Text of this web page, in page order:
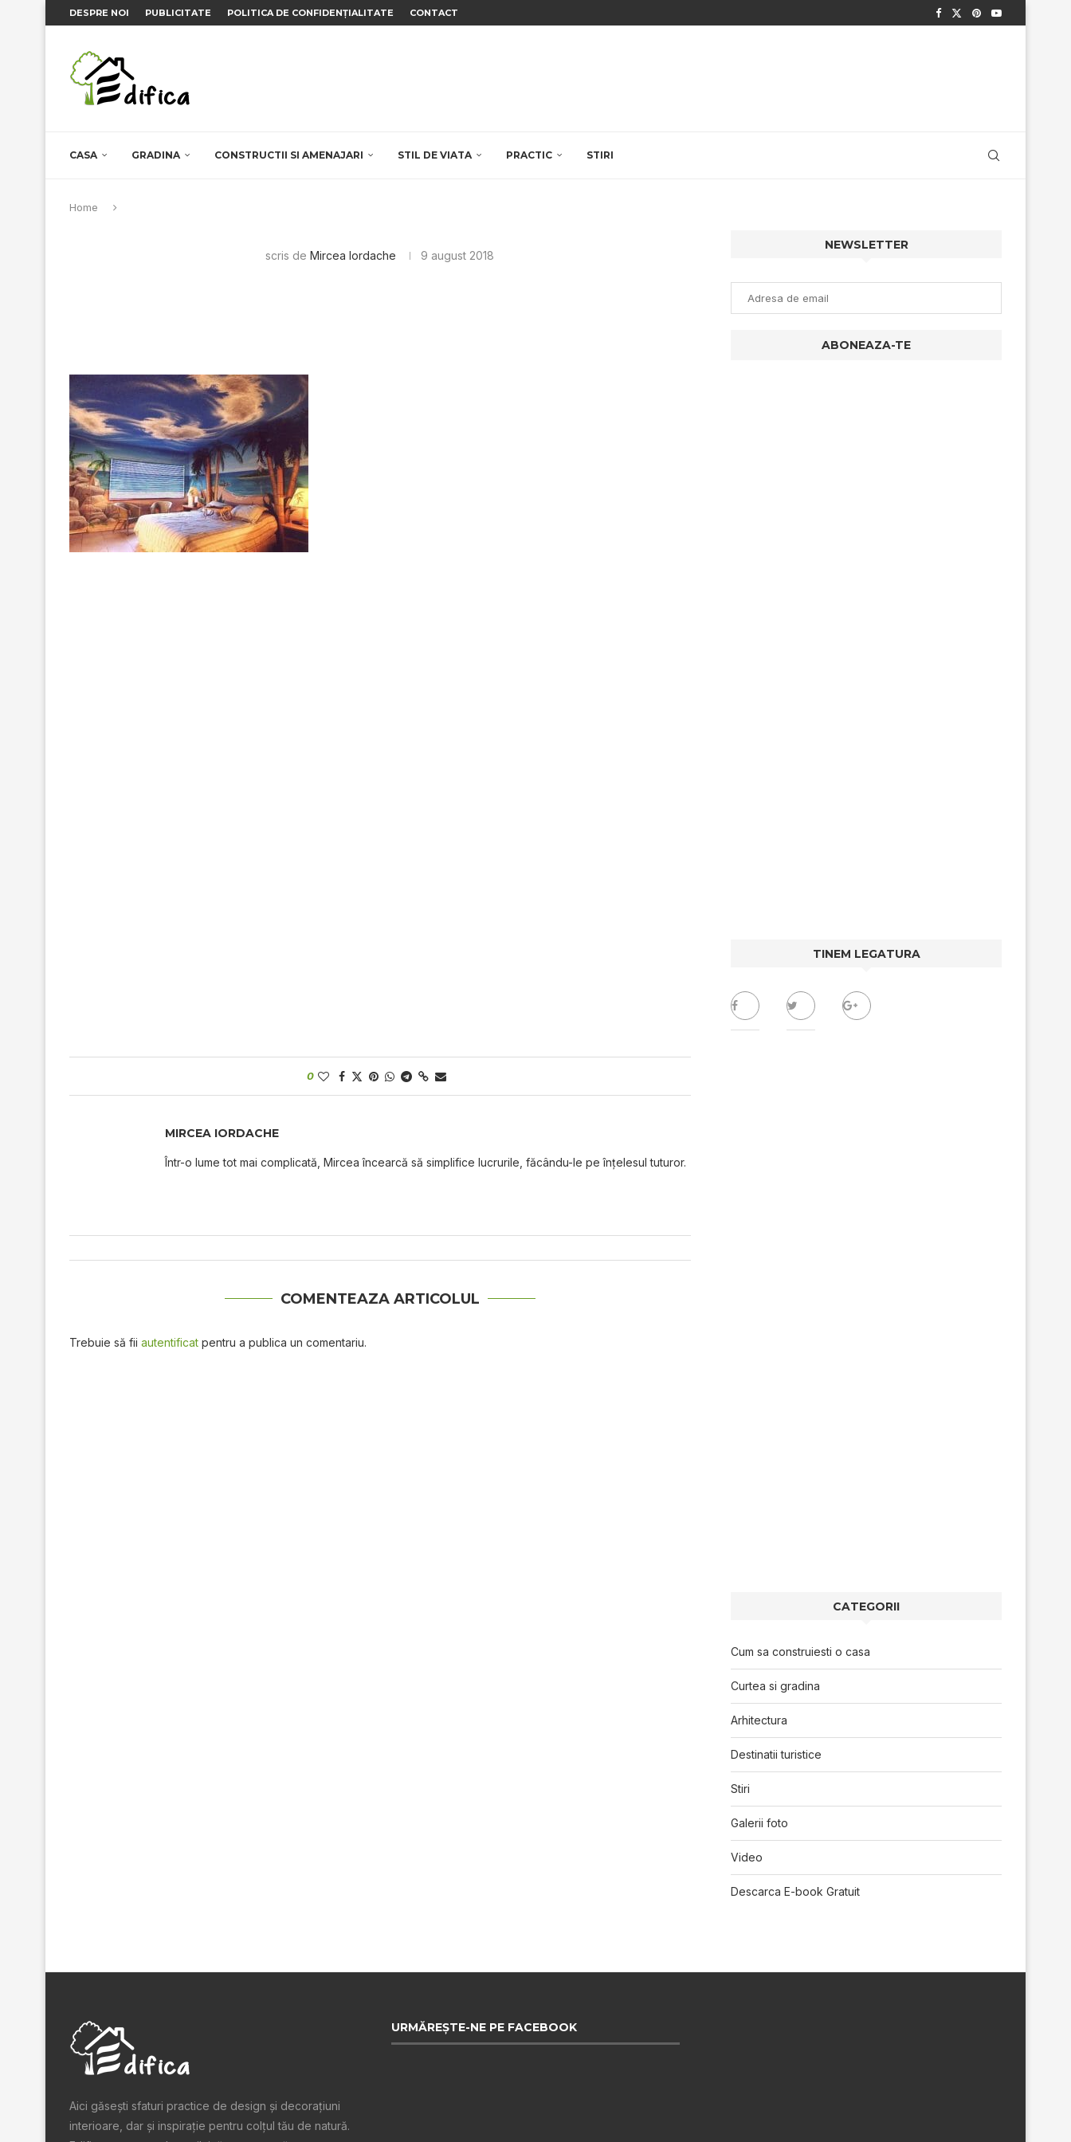
DESPRE NOI PUBLICITATE POLITICA DE CONFIDENȚIALITATE CONTACT
CASA GRADINA CONSTRUCTII SI AMENAJARI STIL DE VIATA PRACTIC STIRI
Home
scris deMircea Iordache 9 august 2018
0
MIRCEA IORDACHE
Într-o lume tot mai complicată, Mircea încearcă să simplifice lucrurile, făcându-le pe înțelesul tuturor.
COMENTEAZA ARTICOLUL
Trebuie să fii autentificat pentru a publica un comentariu.
NEWSLETTER
TINEM LEGATURA
CATEGORII
Cum sa construiesti o casa
Curtea si gradina
Arhitectura
Destinatii turistice
Stiri
Galerii foto
Video
Descarca E-book Gratuit
Aici găsești sfaturi practice de design şi decoraţiuni
interioare, dar și inspiraţie pentru colţul tău de natură.
URMĂREȘTE-NE PE FACEBOOK